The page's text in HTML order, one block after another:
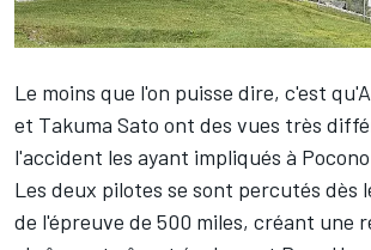
Le moins que l'on puisse dire, c'est qu'
et Takuma Sato ont des vues très
l'accident les ayant impliqués à
Les deux pilotes se sont percutés dès
de l'épreuve de 500 miles, créant une